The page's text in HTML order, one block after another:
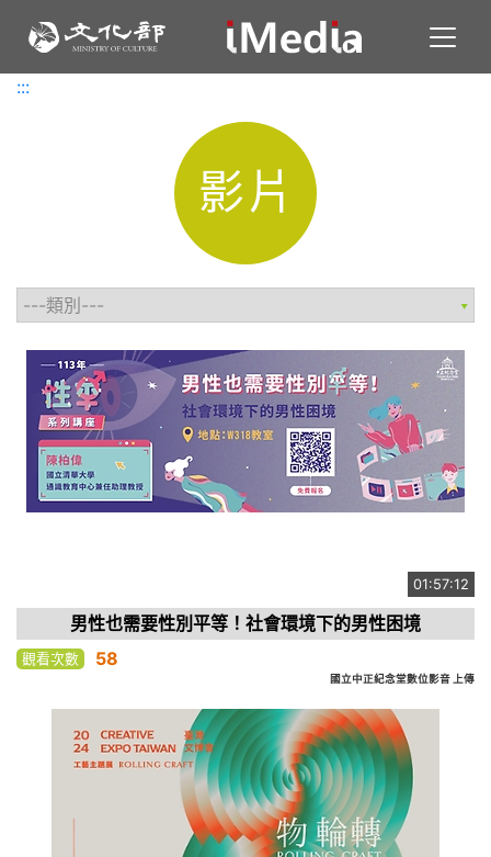
:::
:::
影片
01:57:12
男性也需要性別平等！社會環境下的男性困境
觀看次數 58
國立中正紀念堂數位影音 上傳